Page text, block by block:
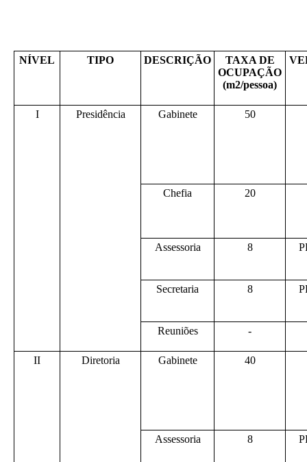
NÍVEL TIPO DESCRIÇÃO
TAXA DE
OCUPAÇÃO
(m2/pessoa)
I Presidência Gabinete 50
Chefia 20
Assessoria 8
Secretaria 8
Reuniões -
II Diretoria Gabinete 40
Assessoria 8